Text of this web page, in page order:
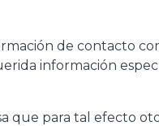
de contacto
información
que para tal efecto